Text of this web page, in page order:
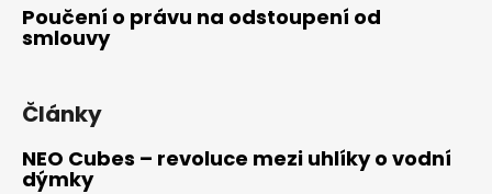
Poučení o právu na odstoupení od
smlouvy
Články
NEO Cubes – revoluce mezi uhlíky o vodní
dýmky